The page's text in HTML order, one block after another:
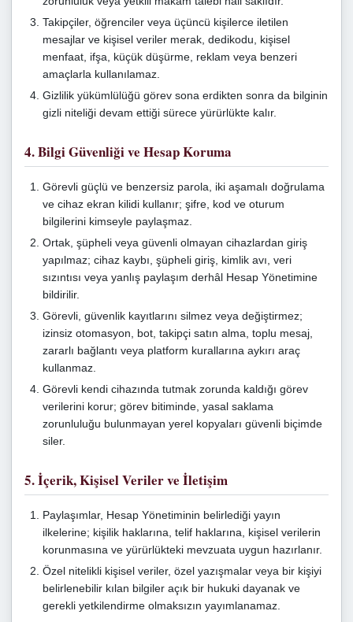
Takipçiler, öğrenciler veya üçüncü kişilerce iletilen
mesajlar ve kişisel veriler merak, dedikodu, kişisel
menfaat, ifşa, küçük düşürme, reklam veya benzeri
amaçlarla kullanılamaz.
Gizlilik yükümlülüğü görev sona erdikten sonra da bilginin
gizli niteliği devam ettiği sürece yürürlükte kalır.
4. Bilgi Güvenliği ve Hesap Koruma
Görevli güçlü ve benzersiz parola, iki aşamalı doğrulama
ve cihaz ekran kilidi kullanır; şifre, kod ve oturum
bilgilerini kimseyle paylaşmaz.
Ortak, şüpheli veya güvenli olmayan cihazlardan giriş
yapılmaz; cihaz kaybı, şüpheli giriş, kimlik avı, veri
sızıntısı veya yanlış paylaşım derhâl Hesap Yönetimine
bildirilir.
Görevli, güvenlik kayıtlarını silmez veya değiştirmez;
izinsiz otomasyon, bot, takipçi satın alma, toplu mesaj,
zararlı bağlantı veya platform kurallarına aykırı araç
kullanmaz.
Görevli kendi cihazında tutmak zorunda kaldığı görev
verilerini korur; görev bitiminde, yasal saklama
zorunluluğu bulunmayan yerel kopyaları güvenli biçimde
siler.
5. İçerik, Kişisel Veriler ve İletişim
Paylaşımlar, Hesap Yönetiminin belirlediği yayın
ilkelerine; kişilik haklarına, telif haklarına, kişisel verilerin
korunmasına ve yürürlükteki mevzuata uygun hazırlanır.
Özel nitelikli kişisel veriler, özel yazışmalar veya bir kişiyi
belirlenebilir kılan bilgiler açık bir hukuki dayanak ve
gerekli yetkilendirme olmaksızın yayımlanamaz.